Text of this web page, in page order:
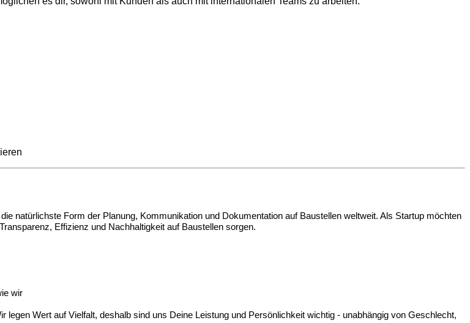
natürlichste Form der Planung, Kommunikation und Dokumentation auf Baustellen weltweit. Als Startup möchten
Effizienz und Nachhaltigkeit auf Baustellen sorgen.
wir
Wert auf Vielfalt, deshalb sind uns Deine Leistung und Persönlichkeit wichtig - unabhängig von Geschlecht,